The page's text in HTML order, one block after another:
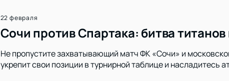
22 февраля
Сочи против Спартака: битва
Не пропустите захватывающий матч ФК «Сочи» и
укрепит свои позиции в турнирной таблице и насладитесь